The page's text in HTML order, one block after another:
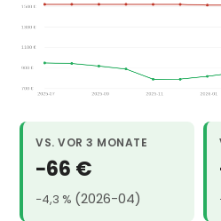
VS. VOR 3 MONATE
−66 €
−4,3 % (2026-04)